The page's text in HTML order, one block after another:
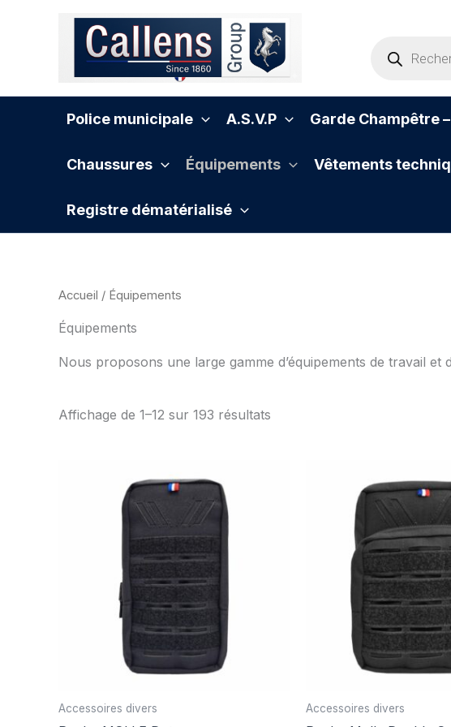
Police municipale A.S.V.P Garde Champêtre
Chaussures Équipements Vêtements
Registre dématérialisé
Accueil / Équipements
Équipements
Nous proposons une large gamme d’équipements de travail
Affichage de 1–12 sur 193 résultats
Accessoires divers Accessoires divers